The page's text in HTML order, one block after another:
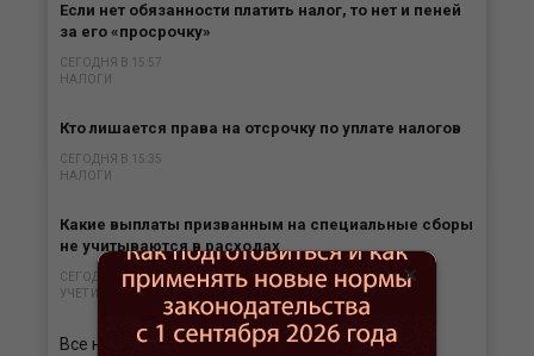
Если нет обязанности платить налог, то нет и пеней
за его «просрочку»
СЕГОДНЯ В 15:57
НАЛОГИ
Кто лишается права на отсрочку по уплате налогов
СЕГОДНЯ В 15:35
НАЛОГИ
Какие выплаты призванным на специальные сборы
не учитываются в расходах
СЕГОДНЯ В 15:00
УЧЕТ И ОТЧЕТНОСТЬ
Все новости
×